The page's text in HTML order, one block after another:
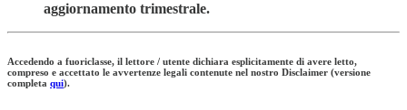
aggiornamento trimestrale.
Accedendo a fuoriclasse, il lettore / utente dichiara esplicitamente di avere letto,
compreso e accettato le avvertenze legali contenute nel nostro Disclaimer (versione
completa qui).